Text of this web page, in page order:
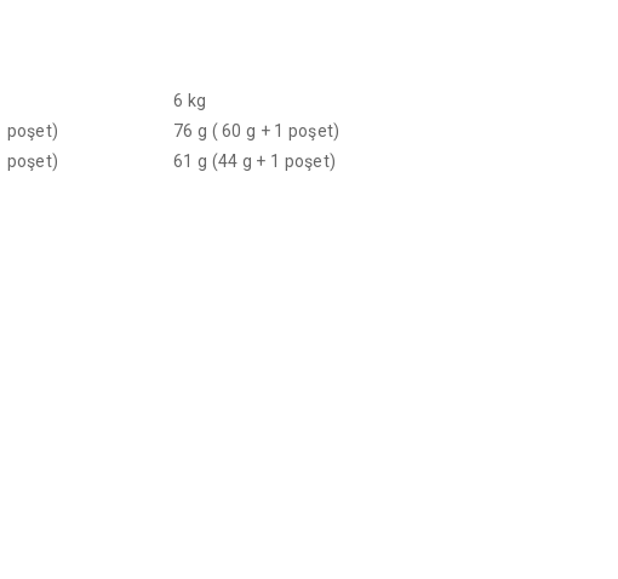
6 kg
poşet)
76 g ( 60 g + 1 poşet)
poşet)
61 g (44 g + 1 poşet)